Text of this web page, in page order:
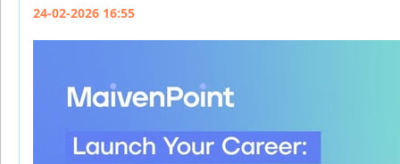
24-02-2026 16:55